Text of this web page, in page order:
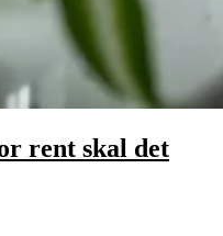
rent skal det